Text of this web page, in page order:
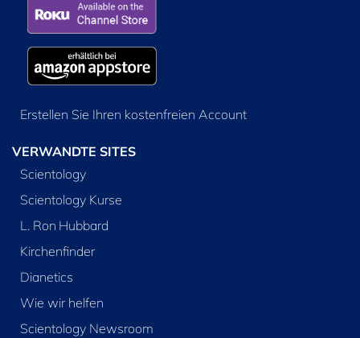
Erstellen Sie Ihren kostenfreien Account
VERWANDTE SITES
Scientology
Scientology Kurse
L. Ron Hubbard
Kirchenfinder
Dianetics
Wie wir helfen
Scientology Newsroom